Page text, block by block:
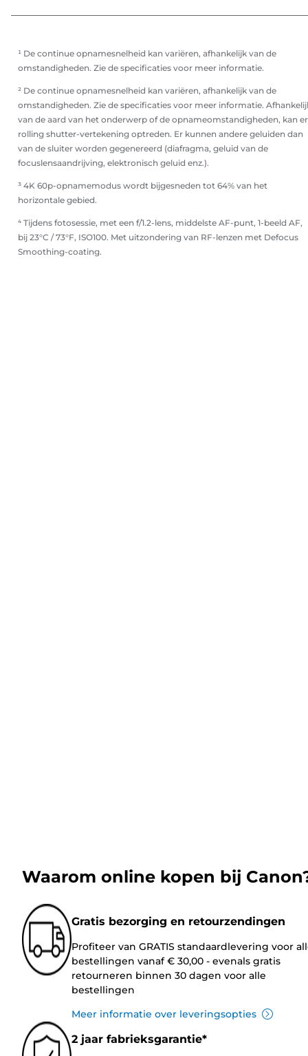
¹ De continue opnamesnelheid kan variëren, afhankelijk van de
omstandigheden. Zie de specificaties voor meer informatie.
² De continue opnamesnelheid kan variëren, afhankelijk van de
omstandigheden. Zie de specificaties voor meer informatie.
van de aard van het onderwerp of de opnameomstandigheden, kan er
rolling shutter-vertekening optreden. Er kunnen andere geluiden dan
van de sluiter worden gegenereerd (diafragma, geluid van de
focuslensaandrijving, elektronisch geluid enz.).
³ 4K 60p-opnamemodus wordt bijgesneden tot 64% van het
horizontale gebied.
⁴ Tijdens fotosessie, met een f/1.2-lens, middelste AF-punt, 1-beeld AF,
bij 23°C / 73°F, ISO100. Met uitzondering van RF-lenzen met Defocus
Smoothing-coating.
Waarom online kopen bij
Gratis bezorging en retourzendingen
Profiteer van GRATIS standaardlevering voor
bestellingen vanaf € 30,00 - evenals gratis
retourneren binnen 30 dagen voor alle
bestellingen
Meer informatie over leveringsopties
2 jaar fabrieksgarantie*